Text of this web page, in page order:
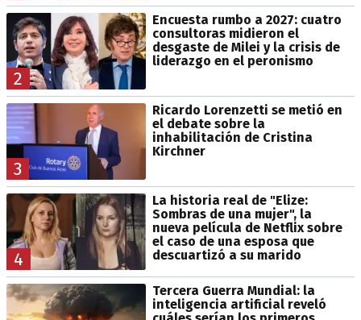
2
Encuesta rumbo a 2027: cuatro
consultoras midieron el
desgaste de Milei y la crisis de
liderazgo en el peronismo
3
Ricardo Lorenzetti se metió en
el debate sobre la
inhabilitación de Cristina
Kirchner
4
La historia real de "Elize:
Sombras de una mujer", la
nueva película de Netflix sobre
el caso de una esposa que
descuartizó a su marido
Tercera Guerra Mundial: la
inteligencia artificial reveló